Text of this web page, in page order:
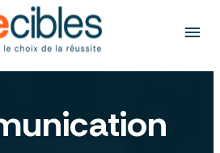
menu